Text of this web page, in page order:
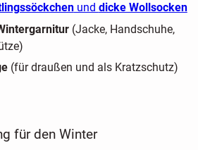
und dicke Wollsocken
(Jacke, Handschuhe,
(für draußen und als Kratzschutz)
für den Winter